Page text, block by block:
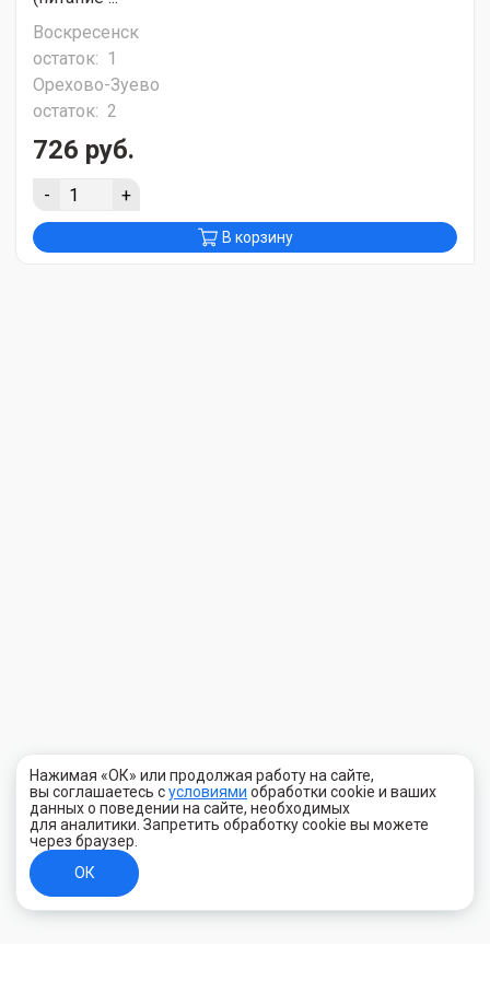
Воскресенск
остаток: 1
Орехово-Зуево
остаток: 2
726 руб.
- +
В корзину
Нажимая «ОК» или продолжая работу на сайте,
вы соглашаетесь сусловиями обработки cookie и ваших
данных о поведении на сайте, необходимых
для аналитики. Запретить обработку cookie вы можете
через браузер.
ОК